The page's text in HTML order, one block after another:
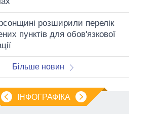
розширили перелік
пунктів для обов'язкової
Більше новин
ІНФОГРАФІКА